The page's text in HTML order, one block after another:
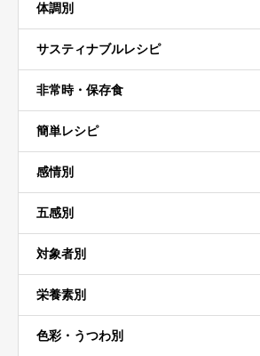
体調別
サスティナブルレシピ
非常時・保存食
簡単レシピ
感情別
五感別
対象者別
栄養素別
色彩・うつわ別